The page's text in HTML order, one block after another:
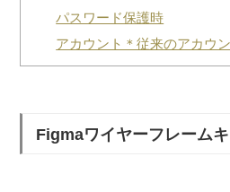
パスワード保護時
アカウント＊従来のアカウ
Figmaワイヤーフレーム